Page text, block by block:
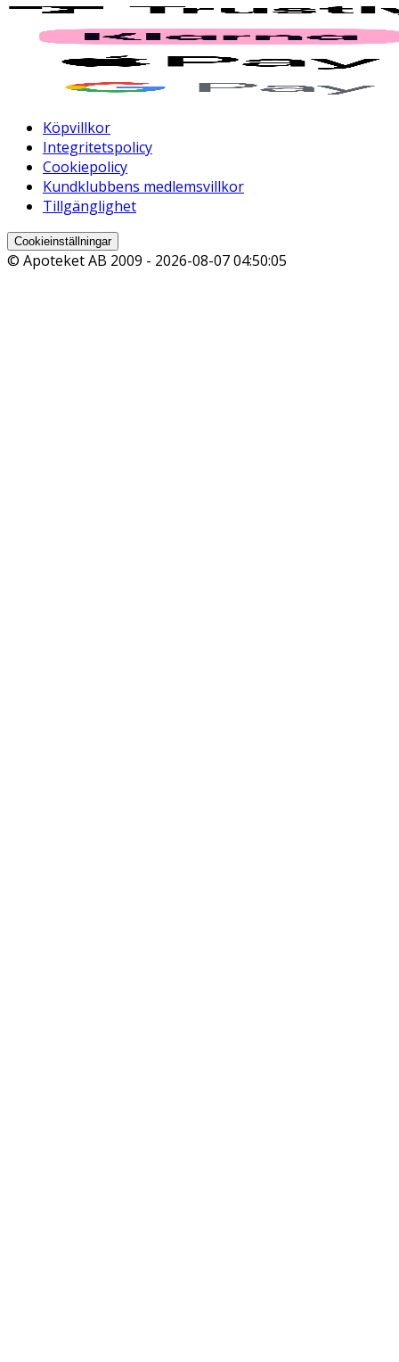
Köpvillkor
Integritetspolicy
Cookiepolicy
Kundklubbens medlemsvillkor
Tillgänglighet
Cookieinställningar
© Apoteket AB 2009 - 2026-08-07 04:50:05